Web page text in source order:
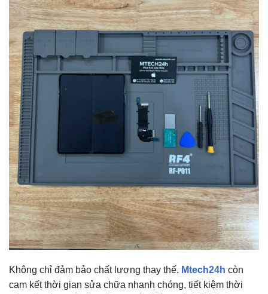
Không chỉ đảm bảo chất lượng thay thế. Mtech24h còn
cam kết thời gian sửa chữa nhanh chóng, tiết kiệm thời